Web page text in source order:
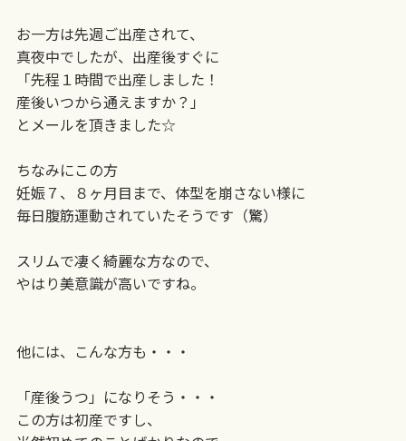
お一方は先週ご出産されて、
真夜中でしたが、出産後すぐに
「先程１時間で出産しました！
産後いつから通えますか？」
とメールを頂きました☆
ちなみにこの方
妊娠７、８ヶ月目まで、体型を崩さない様に
毎日腹筋運動されていたそうです（驚）
スリムで凄く綺麗な方なので、
やはり美意識が高いですね。
他には、こんな方も・・・
「産後うつ」になりそう・・・
この方は初産ですし、